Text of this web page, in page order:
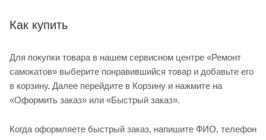
Как купить
Для покупки товара в нашем сервисном центре «Ремонт
самокатов» выберите понравившийся товар и добавьте его
в корзину. Далее перейдите в Корзину и нажмите на
«Оформить заказ» или «Быстрый заказ».
Когда оформляете быстрый заказ, напишите ФИО, телефон